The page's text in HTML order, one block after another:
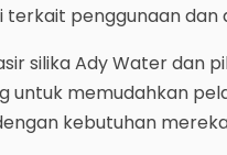
penggunaan dan
silika Ady Water dan
untuk memudahkan
kebutuhan